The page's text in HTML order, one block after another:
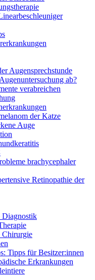
Augensprechstunde
ab?
verabreichen
der Katze
Auge
brachycephaler
Retinopathie der
Diagnostik
Chirurgie
Tipps für Besitzer:innen
Erkrankungen